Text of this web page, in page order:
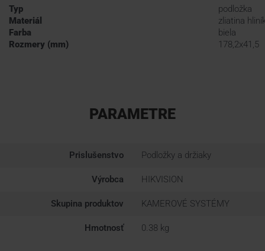
Typ
podložka
Materiál
zliatina
Farba
biela
Rozmery (mm)
178,2x41,5
PARAMETRE
Prislušenstvo Podložky a držiaky
Výrobca HIKVISION
Skupina produktov KAMEROVÉ SYSTÉMY
Hmotnosť 0.38 kg